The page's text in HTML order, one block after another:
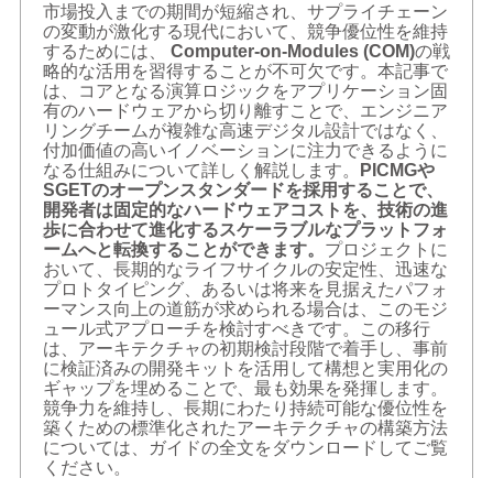
市場投入までの期間が短縮され、サプライチェーン
の変動が激化する現代において、競争優位性を維持
するためには、 Computer-on-Modules (COM)の戦
略的な活用を習得することが不可欠です。本記事で
は、コアとなる演算ロジックをアプリケーション固
有のハードウェアから切り離すことで、エンジニア
リングチームが複雑な高速デジタル設計ではなく、
付加価値の高いイノベーションに注力できるように
なる仕組みについて詳しく解説します。
PICMGや
SGETのオープンスタンダードを採用することで、
開発者は固定的なハードウェアコストを、技術の進
歩に合わせて進化するスケーラブルなプラットフォ
ームへと転換することができます。 プロジェクトに
おいて、長期的なライフサイクルの安定性、迅速な
プロトタイピング、あるいは将来を見据えたパフォ
ーマンス向上の道筋が求められる場合は、このモジ
ュール式アプローチを検討すべきです。この移行
は、アーキテクチャの初期検討段階で着手し、事前
に検証済みの開発キットを活用して構想と実用化の
ギャップを埋めることで、最も効果を発揮します。
競争力を維持し、長期にわたり持続可能な優位性を
築くための標準化されたアーキテクチャの構築方法
については、ガイドの全文をダウンロードしてご覧
ください。